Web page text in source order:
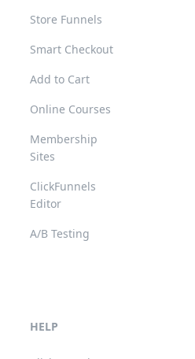
Store Funnels
Smart Checkout
Add to Cart
Online Courses
Membership
Sites
ClickFunnels
Editor
A/B Testing
HELP